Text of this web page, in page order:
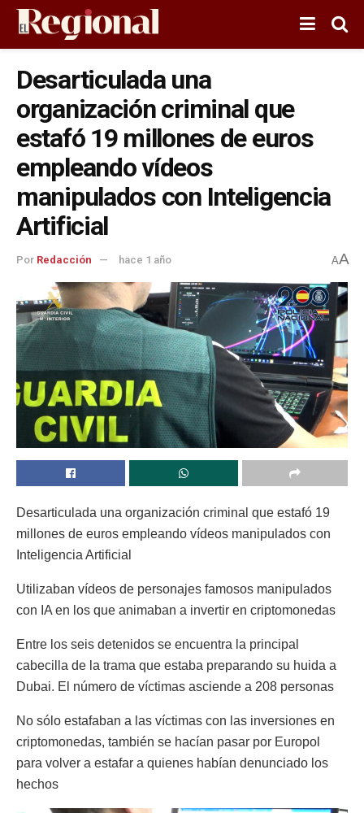
Desarticulada una
organización criminal que
estafó 19 millones de euros
empleando vídeos
manipulados con Inteligencia
Artificial
Por Redacción hace 1 año AA
Desarticulada una organización criminal que estafó 19
millones de euros empleando vídeos manipulados con
Inteligencia Artificial
Utilizaban vídeos de personajes famosos manipulados
con IA en los que animaban a invertir en criptomonedas
Entre los seis detenidos se encuentra la principal
cabecilla de la trama que estaba preparando su huida a
Dubai. El número de víctimas asciende a 208 personas
No sólo estafaban a las víctimas con las inversiones en
criptomonedas, también se hacían pasar por Europol
para volver a estafar a quienes habían denunciado los
hechos